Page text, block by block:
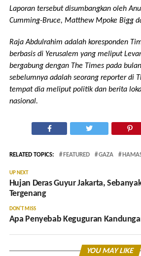
Laporan tersebut disumbangkan oleh
Cumming-Bruce, Matthew Mpoke Bigg
Raja Abdulrahim adalah koresponden
berbasis di Yerusalem yang meliput
bergabung dengan The Times pada
sebelumnya adalah seorang reporter di
tempat dia meliput politik dan berita
nasional.
RELATED TOPICS: FEATURED GAZA
UP NEXT
Hujan Deras Guyur Jakarta,
Tergenang
DON'T MISS
Apa Penyebab Keguguran
YOU MAY LIKE